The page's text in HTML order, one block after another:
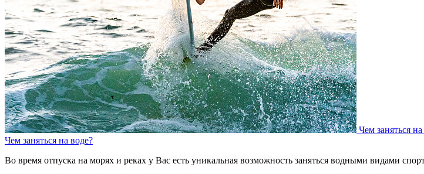
Чем заняться
Чем заняться на воде?
Во время отпуска на морях и реках у Вас есть уникальная возможность заняться водными видами